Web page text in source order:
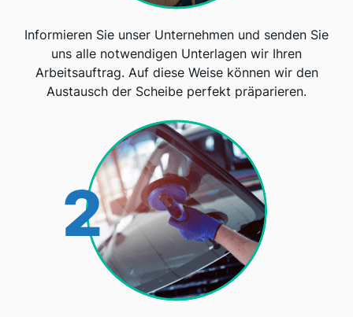
Informieren Sie unser Unternehmen und senden Sie
uns alle notwendigen Unterlagen wir Ihren
Arbeitsauftrag. Auf diese Weise können wir den
Austausch der Scheibe perfekt präparieren.
2